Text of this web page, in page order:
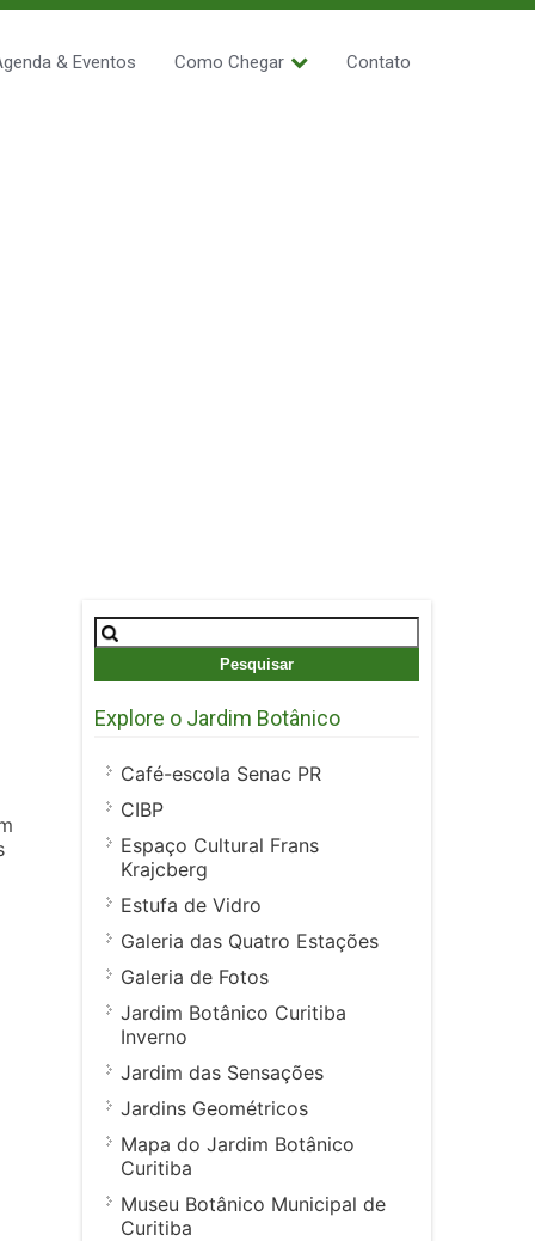
& Eventos Como Chegar Contato
Pesquisar
por:
Explore o Jardim Botânico
Café-escola Senac PR
CIBP
Espaço Cultural Frans
Krajcberg
Estufa de Vidro
Galeria das Quatro Estações
Galeria de Fotos
Jardim Botânico Curitiba
Inverno
Jardim das Sensações
Jardins Geométricos
Mapa do Jardim Botânico
Curitiba
Museu Botânico Municipal de
Curitiba